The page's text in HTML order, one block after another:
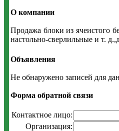
О компании
Продажа блоки из ячеистого
настольно-сверлильные и т.
Объявления
Не обнаружено записей для
Форма обратной связи
Контактное лицо:
Организация: